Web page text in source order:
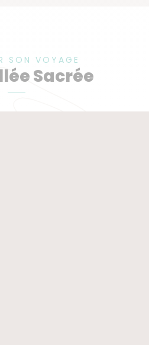
SON VOYAGE
Sacrée